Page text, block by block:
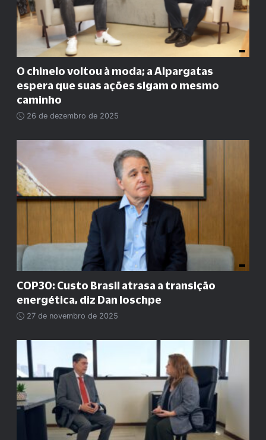
O chinelo voltou à moda; a Alpargatas
espera que suas ações sigam o mesmo
caminho
26 de dezembro de 2025
COP30: Custo Brasil atrasa a transição
energética, diz Dan Ioschpe
27 de novembro de 2025